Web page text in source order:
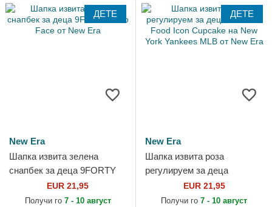
ДЕТЕ
New Era
Шапка извита зелена
снапбек за деца 9FORTY
Dino Face от New Era
EUR 21,95
Получи го 7 - 10 август
ДЕТЕ
New Era
Шапка извита роза
регулируем за деца
9FORTY Food Icon Cupcake
на New York Yankees MLB
EUR 21,95
Получи го 7 - 10 август